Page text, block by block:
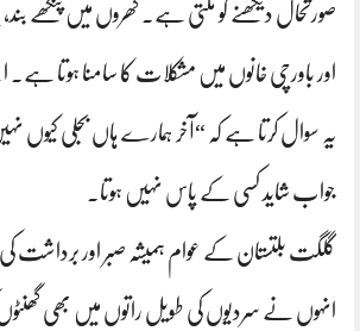
صورتحال دیکھنے کو ملتی ہے۔ گھروں میں پنکھے
اور باورچی خانوں میں مشکلات کا سامنا ہوتا ہے۔
یہ سوال کرتا ہے کہ “آخر ہمارے ہاں بجلی کیوں
جواب شاید کسی کے پاس نہیں ہوتا۔
گلگت بلتستان کے عوام ہمیشہ صبر اور برداشت
انہوں نے سردیوں کی طویل راتوں میں بھی